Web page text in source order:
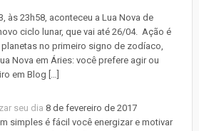
às 23h58, aconteceu a Lua Nova de
ciclo lunar, que vai até 26/04. Ação é
no primeiro signo de zodíaco,
Nova em Áries: você prefere agir ou
em Blog […]
seu dia 8 de fevereiro de 2017
simples é fácil você energizar e motivar